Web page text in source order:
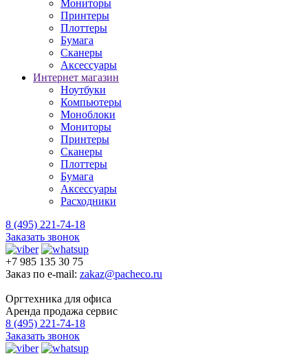
Мониторы
Принтеры
Плоттеры
Бумага
Сканеры
Аксессуары
Интернет магазин
Ноутбуки
Компьютеры
Моноблоки
Мониторы
Принтеры
Сканеры
Плоттеры
Бумага
Аксессуары
Расходники
8 (495) 221-74-18
Заказать звонок
+7 985 135 30 75
Заказ по e-mail: zakaz@pacheco.ru
Оргтехника для офиса
Аренда продажа сервис
8 (495) 221-74-18
Заказать звонок